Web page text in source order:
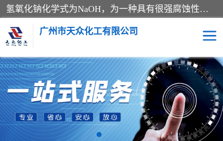
氢氧化钠化学式为NaOH，为一种具有很强腐蚀性的强碱，一般为片状或颗粒形态，易溶于水(溶于水时放热)并形成碱性溶液，另有潮解性，易吸取空气中的水蒸气(潮解)和(变质)。NaOH是化学实验室其中一种必备的化学品，亦为常见的化工品之一。纯品是无色透明的晶体。密度2.130g/cm3。熔点318.4℃。沸点1390℃。工业品含有少量的氯化和碳酸，是白色不透明的晶体。
广州市天众化工有限公司
亚硝酸钠 氢氧化钠
纯碱 硫代硫酸钠
草酸 醋酸钠